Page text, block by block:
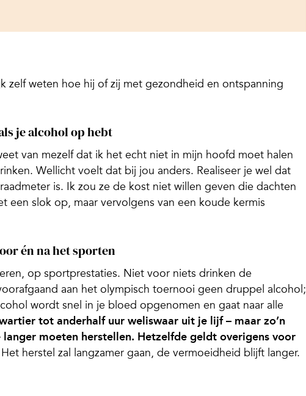
zelf weten hoe hij of zij met gezondheid en ontspanning
je alcohol op hebt
van mezelf dat ik het echt niet in mijn hoofd moet halen
Wellicht voelt dat bij jou anders. Realiseer je wel dat
is. Ik zou ze de kost niet willen geven die dachten
een slok op, maar vervolgens van een koude kermis
én na het sporten
op sportprestaties. Niet voor niets drinken de
aan het olympisch toernooi geen druppel alcohol;
wordt snel in je bloed opgenomen en gaat naar alle
tot anderhalf uur weliswaar uit je lijf – maar zo’n
langer moeten herstellen. Hetzelfde geldt overigens voor
Het herstel zal langzamer gaan, de vermoeidheid blijft langer.